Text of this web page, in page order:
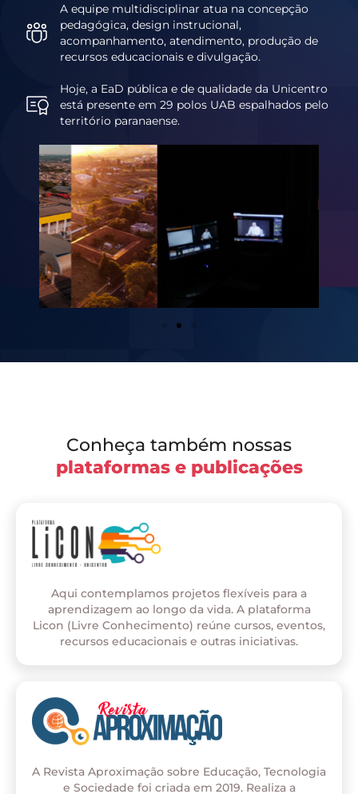
A equipe multidisciplinar atua na concepção
pedagógica, design instrucional,
acompanhamento, atendimento, produção de
recursos educacionais e divulgação.
Hoje, a EaD pública e de qualidade da Unicentro
está presente em 29 polos UAB espalhados pelo
território paranaense.
Conheça também nossas
plataformas e publicações
Aqui contemplamos projetos flexíveis para a
aprendizagem ao longo da vida. A plataforma
Licon (Livre Conhecimento) reúne cursos, eventos,
recursos educacionais e outras iniciativas.
A Revista Aproximação sobre Educação, Tecnologia
e Sociedade foi criada em 2019. Realiza a